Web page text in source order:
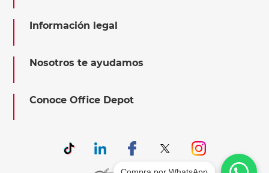
Información legal
Nosotros te ayudamos
Conoce Office Depot